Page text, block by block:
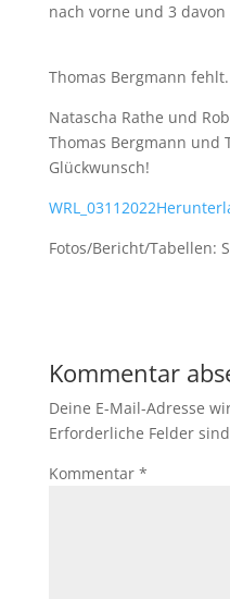
nach vorne und 3 davon
Thomas Bergmann fehlt.
Natascha Rathe und
Thomas Bergmann und
Glückwunsch!
WRL_03112022
Fotos/Bericht/Tabellen:
Kommentar
Deine E-Mail-Adresse
Erforderliche Felder
Kommentar *